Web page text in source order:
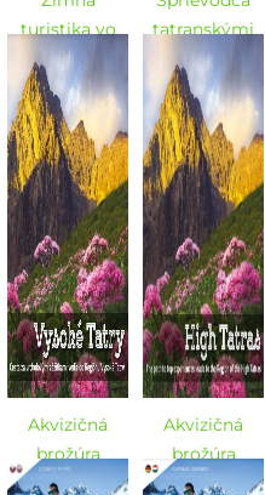
turistika vo
Vysokých
Tatrách
tatranskými
zážitkami -
LETO 2022
Akvizičná
brožúra
Vysoké Tatry -
Akvizičná
brožúra
Vysoké Tatry -